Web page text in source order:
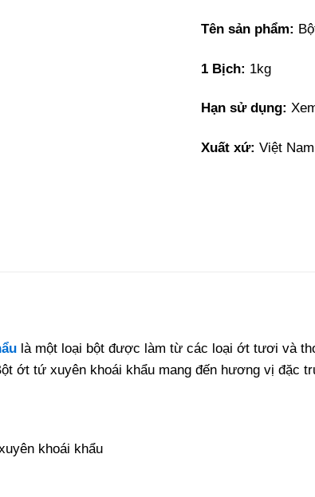
Tên sản phẩm:
1 Bịch: 1kg
Hạn sử dụng:
Xuất xứ: Việt Nam
là một loại bột được làm từ các loại ớt tươi và
ớt tứ xuyên khoái khẩu mang đến hương vị đặc
khoái khẩu